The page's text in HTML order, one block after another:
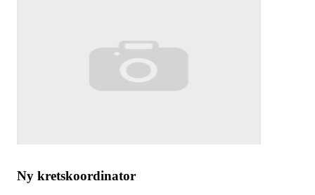
Ny kretskoordinator